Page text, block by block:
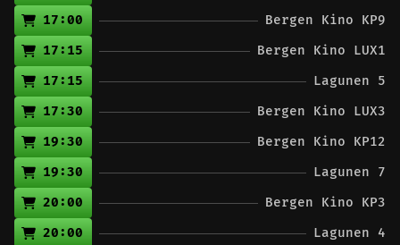
17:00
Bergen Kino KP9
17:15
Bergen Kino LUX1
17:15
Lagunen 5
17:30
Bergen Kino LUX3
19:30
Bergen Kino KP12
19:30
Lagunen 7
20:00
Bergen Kino KP3
20:00
Lagunen 4